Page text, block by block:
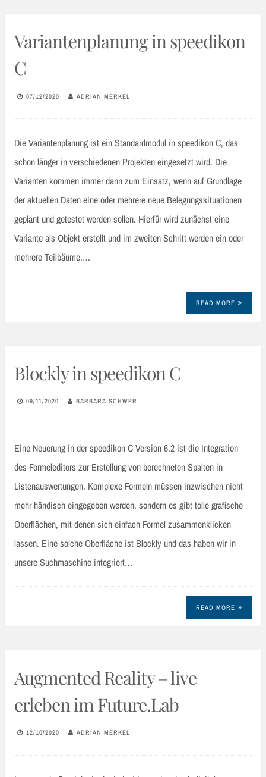
Variantenplanung in speedikon
C
07/12/2020 ADRIAN MERKEL
Die Variantenplanung ist ein Standardmodul in speedikon C, das
schon länger in verschiedenen Projekten eingesetzt wird. Die
Varianten kommen immer dann zum Einsatz, wenn auf Grundlage
der aktuellen Daten eine oder mehrere neue Belegungssituationen
geplant und getestet werden sollen. Hierfür wird zunächst eine
Variante als Objekt erstellt und im zweiten Schritt werden ein oder
mehrere Teilbäume,…
READ MORE
Blockly in speedikon C
09/11/2020 BARBARA SCHWER
Eine Neuerung in der speedikon C Version 6.2 ist die Integration
des Formeleditors zur Erstellung von berechneten Spalten in
Listenauswertungen. Komplexe Formeln müssen inzwischen nicht
mehr händisch eingegeben werden, sondern es gibt tolle grafische
Oberflächen, mit denen sich einfach Formel zusammenklicken
lassen. Eine solche Oberfläche ist Blockly und das haben wir in
unsere Suchmaschine integriert…
READ MORE
Augmented Reality – live
erleben im Future.Lab
12/10/2020 ADRIAN MERKEL